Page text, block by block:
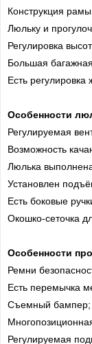
Конструкция
Люльку и
Регулировка
Большая
Есть регулировка
Особенности
Регулируемая
Возможность
Люлька
Установлен
Есть боковые
Окошко-сеточка
Особенности
Ремни
Есть перемычка
Съемный бампер;
Регулируемая